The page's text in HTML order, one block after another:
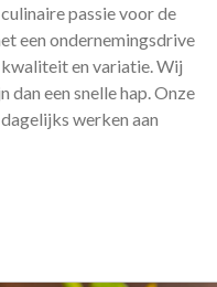
passie voor de
een ondernemingsdrive
en variatie. Wij
een snelle hap. Onze
werken aan